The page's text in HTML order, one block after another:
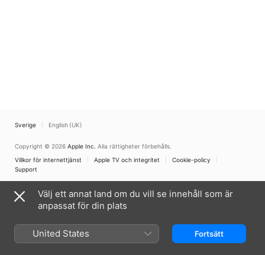
Sverige English (UK)
Copyright © 2026 Apple Inc. Alla rättigheter förbehålls.
Villkor för internettjänst
Apple TV och integritet
Cookie-policy
Support
Välj ett annat land om du vill se innehåll som är
anpassat för din plats
United States Fortsätt